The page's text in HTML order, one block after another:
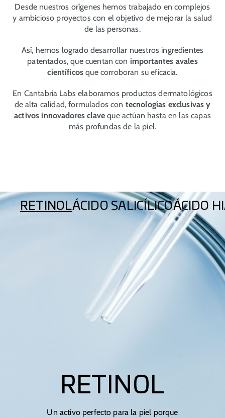
Desde nuestros orígenes hemos trabajado en complejos
y ambicioso proyectos con el objetivo de mejorar la salud
de las personas.
Así, hemos logrado desarrollar nuestros ingredientes
patentados, que cuentan con importantes avales
científicos que corroboran su eficacia.
En Cantabria Labs elaboramos productos dermatológicos
de alta calidad, formulados con tecnologías exclusivas y
activos innovadores clave que actúan hasta en las capas
más profundas de la piel.
RETINOL
Un activo perfecto para la piel porque
RETINOLÁCIDO SALICÍLICOÁCIDO